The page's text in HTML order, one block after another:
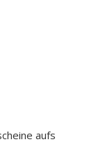
aufs